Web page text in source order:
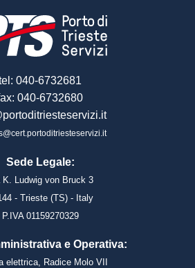
040-6732681
040-6732680
Sede Legale:
K. Ludwig von Bruck 3
- Trieste (TS) - Italy
P.IVA 01159270329
e Operativa:
elettrica, Radice Molo VII